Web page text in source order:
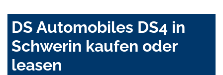
DS Automobiles DS4 in
Schwerin kaufen oder
leasen